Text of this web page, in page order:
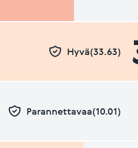
Hyvä(33.63)
Parannettavaa(10.01)